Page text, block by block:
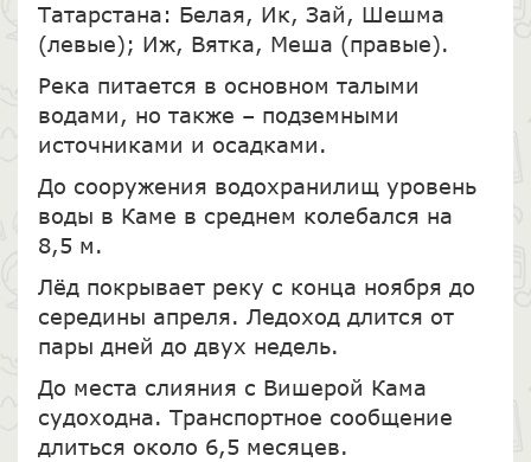
Татарстана: Белая, Ик, Зай, Шешма
(левые); Иж, Вятка, Меша (правые).
Река питается в основном талыми
водами, но также – подземными
источниками и осадками.
До сооружения водохранилищ уровень
воды в Каме в среднем колебался на
8,5 м.
Лёд покрывает реку с конца ноября до
середины апреля. Ледоход длится от
пары дней до двух недель.
До места слияния с Вишерой Кама
судоходна. Транспортное сообщение
длиться около 6,5 месяцев.